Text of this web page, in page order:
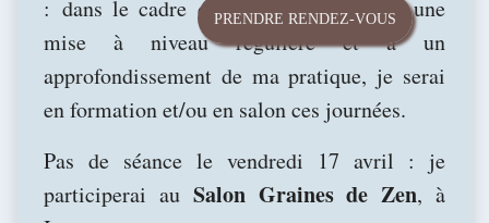
PRENDRE RENDEZ-VOUS
: dans le cadre de mon engagement à une
mise à niveau régulière et à un
approfondissement de ma pratique, je serai
en formation et/ou en salon ces journées.
Pas de séance le vendredi 17 avril : je
participerai au Salon Graines de Zen, à